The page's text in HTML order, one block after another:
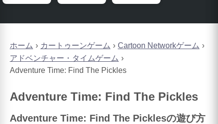
ホーム カートゥーンゲーム
Cartoon Networkゲーム
アドベンチャー・タイムゲーム
Adventure Time: Find The Pickles
Adventure Time: Find The Pickles
Adventure Time: Find The Picklesの遊び方